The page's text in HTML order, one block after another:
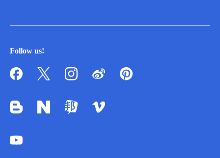
Follow us!